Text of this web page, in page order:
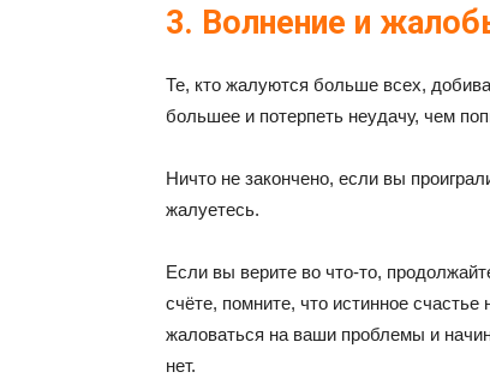
3. Волнение и
Те, кто жалуются больше всех,
большее и потерпеть неудачу, чем
Ничто не закончено, если вы
жалуетесь.
Если вы верите во что-то,
счёте, помните, что истинное
жаловаться на ваши проблемы и
нет.